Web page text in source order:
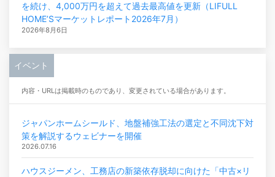
を続け、4,000万円を超えて過去最高値を更新（LIFULL
HOME’Sマーケットレポート2026年7月）
2026年8月6日
イベント
内容・URLは掲載時のものであり、変更されている場合があります。
ジャパンホームシールド、地盤補強工法の選定と不同沈下対
策を解説するウェビナーを開催
2026.07.16
ハウスジーメン、工務店の新築依存脱却に向けた「中古×リ